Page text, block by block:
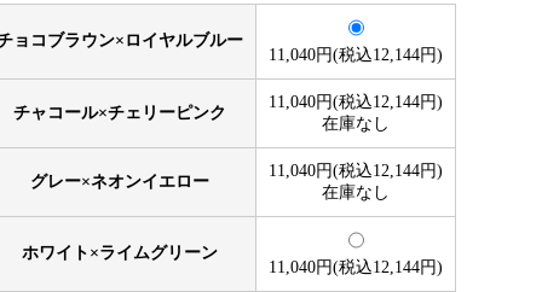
ョコブラウン×ロイヤルブルー
11,040円(税込12,144円)
チャコール×チェリーピンク
11,040円(税込12,144円)
在庫なし
グレー×ネオンイエロー
11,040円(税込12,144円)
在庫なし
ホワイト×ライムグリーン
11,040円(税込12,144円)